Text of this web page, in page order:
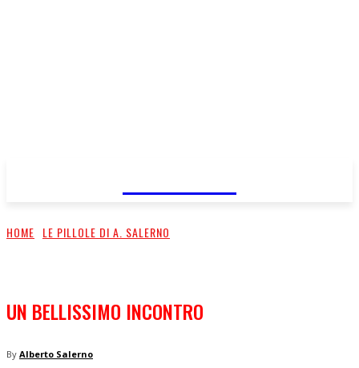
HOME LE PILLOLE DI A. SALERNO
UN BELLISSIMO INCONTRO
By Alberto Salerno